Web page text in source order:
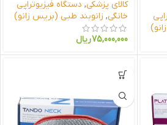
کالای پزشکی, دستگاه فیزیوتراپی
خانگی, زانوبند طبی (بریس زانو)
75,000,000ریال